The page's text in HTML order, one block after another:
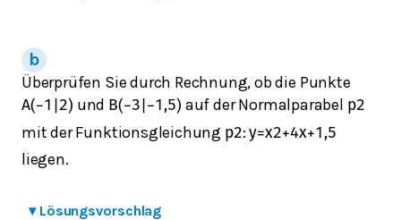
Überprüfen Sie durch Rechnung, ob die Punkte
A(−1 2) und B(−3 −1,5) auf der Normalparabel p2
mit der Funktionsgleichung p2:y=x2+4x+1,5
liegen.
▾ Lösungsvorschlag